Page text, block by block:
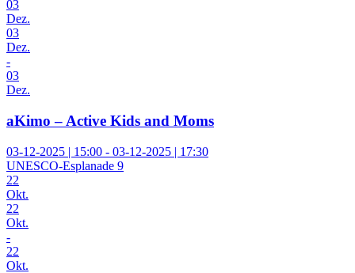
03
Dez.
03
Dez.
-
03
Dez.
aKimo – Active Kids and Moms
03-12-2025 | 15:00 - 03-12-2025 | 17:30
UNESCO-Esplanade 9
22
Okt.
22
Okt.
-
22
Okt.